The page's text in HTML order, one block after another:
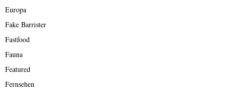
Europa
Fake Barrister
Fastfood
Fauna
Featured
Fernsehen